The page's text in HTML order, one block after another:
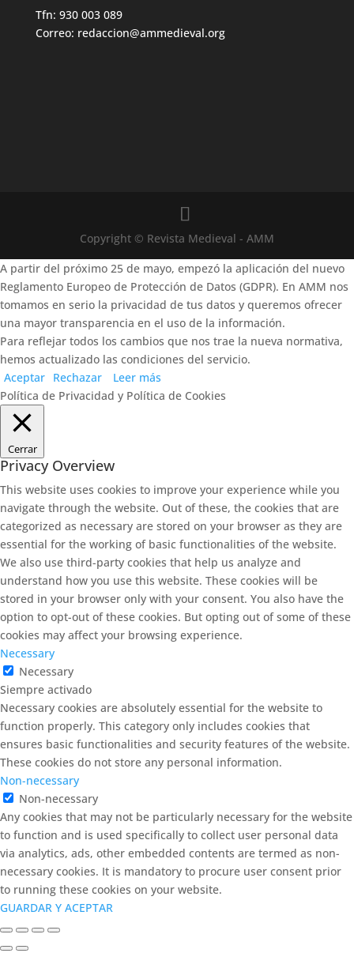
Tfn: 930 003 089
Correo: redaccion@ammedieval.org
Copyright © Revista Medieval - AMM
A partir del próximo 25 de mayo, empezó la aplicación del nuevo
Reglamento Europeo de Protección de Datos (GDPR). En AMM nos
tomamos en serio la privacidad de tus datos y queremos ofrecer
una mayor transparencia en el uso de la información.
Para reflejar todos los cambios que nos trae la nueva normativa,
hemos actualizado las condiciones del servicio.
Aceptar Rechazar
Leer más
Política de Privacidad y Política de Cookies
Cerrar
Privacy Overview
This website uses cookies to improve your experience while you
navigate through the website. Out of these, the cookies that are
categorized as necessary are stored on your browser as they are
essential for the working of basic functionalities of the website.
We also use third-party cookies that help us analyze and
understand how you use this website. These cookies will be
stored in your browser only with your consent. You also have the
option to opt-out of these cookies. But opting out of some of these
cookies may affect your browsing experience.
Necessary
Necessary
Siempre activado
Necessary cookies are absolutely essential for the website to
function properly. This category only includes cookies that
ensures basic functionalities and security features of the website.
These cookies do not store any personal information.
Non-necessary
Non-necessary
Any cookies that may not be particularly necessary for the website
to function and is used specifically to collect user personal data
via analytics, ads, other embedded contents are termed as non-
necessary cookies. It is mandatory to procure user consent prior
to running these cookies on your website.
GUARDAR Y ACEPTAR